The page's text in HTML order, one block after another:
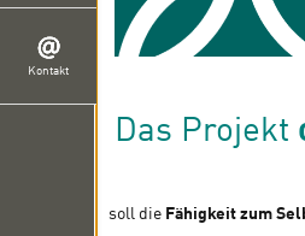
Kontakt
Das Projekt
soll die Fähigkeit zum